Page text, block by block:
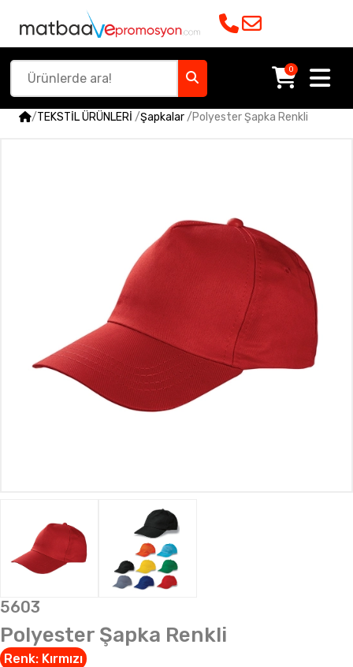
0
/TEKSTİL ÜRÜNLERİ /Şapkalar/Polyester Şapka Renkli
5603
Polyester Şapka Renkli
Renk: Kırmızı